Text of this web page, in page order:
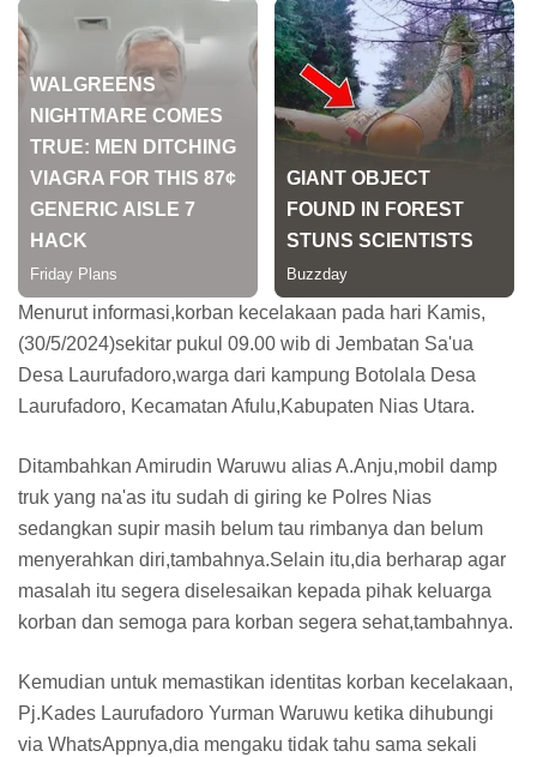
Menurut informasi,korban kecelakaan pada hari Kamis,
(30/5/2024)sekitar pukul 09.00 wib di Jembatan Sa'ua
Desa Laurufadoro,warga dari kampung Botolala Desa
Laurufadoro, Kecamatan Afulu,Kabupaten Nias Utara.
Ditambahkan Amirudin Waruwu alias A.Anju,mobil damp
truk yang na'as itu sudah di giring ke Polres Nias
sedangkan supir masih belum tau rimbanya dan belum
menyerahkan diri,tambahnya.Selain itu,dia berharap agar
masalah itu segera diselesaikan kepada pihak keluarga
korban dan semoga para korban segera sehat,tambahnya.
Kemudian untuk memastikan identitas korban kecelakaan,
Pj.Kades Laurufadoro Yurman Waruwu ketika dihubungi
via WhatsAppnya,dia mengaku tidak tahu sama sekali